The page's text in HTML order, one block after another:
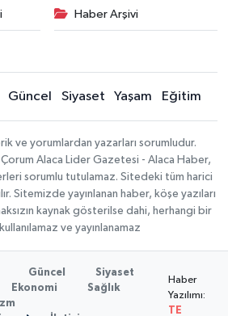
Haber Arşivi
Güncel Siyaset Yaşam Eğitim
ve yorumlardan yazarları sorumludur.
Çorum Alaca Lider Gazetesi - Alaca Haber,
sorumlu tutulamaz. Sitedeki tüm harici
Sitemizde yayınlanan haber, köşe yazıları
kaynak gösterilse dahi, herhangi bir
ve yayınlanamaz
Güncel
Siyaset
Ekonomi
Sağlık
Haber
Yazılımı:
TE